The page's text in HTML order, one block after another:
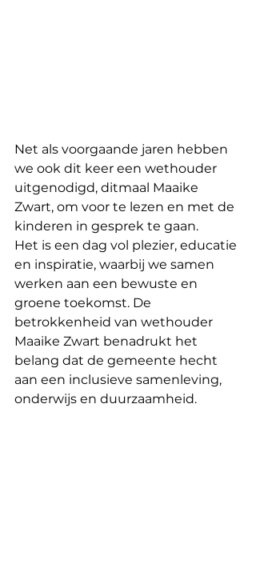
Net als voorgaande jaren hebben
we ook dit keer een wethouder
uitgenodigd, ditmaal Maaike
Zwart, om voor te lezen en met de
kinderen in gesprek te gaan.
Het is een dag vol plezier, educatie
en inspiratie, waarbij we samen
werken aan een bewuste en
groene toekomst. De
betrokkenheid van wethouder
Maaike Zwart benadrukt het
belang dat de gemeente hecht
aan een inclusieve samenleving,
onderwijs en duurzaamheid.